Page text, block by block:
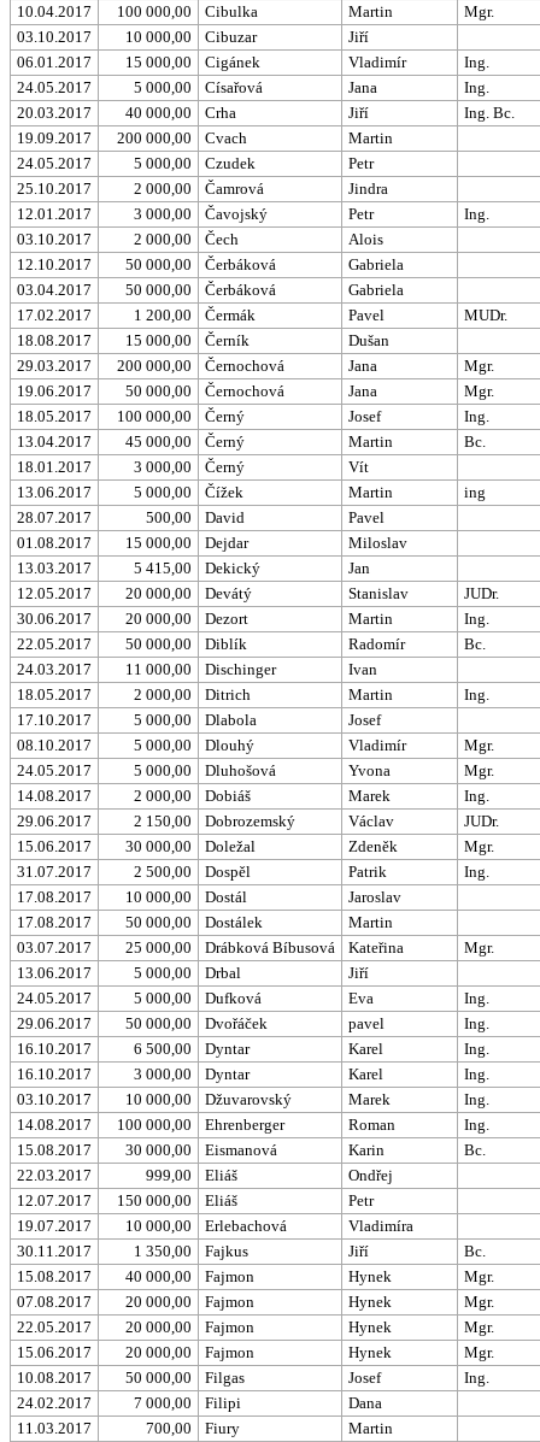
10.04.2017
100 000,00 Cibulka Martin
Mgr.
03.10.2017
10 000,00 Cibuzar
Jiří
06.01.2017
15 000,00 Cigánek Vladimír
Ing.
24.05.2017
5 000,00 Císařová Jana
Ing.
20.03.2017
40 000,00 Crha Jiří
Ing. Bc.
19.09.2017
200 000,00 Cvach
Martin
24.05.2017
5 000,00 Czudek
Petr
25.10.2017
2 000,00 Čamrová
Jindra
12.01.2017
3 000,00 Čavojský Petr
Ing.
03.10.2017
2 000,00 Čech
Alois
12.10.2017
50 000,00 Čerbáková
Gabriela
03.04.2017
50 000,00 Čerbáková
Gabriela
17.02.2017
1 200,00 Čermák Pavel
MUDr.
18.08.2017
15 000,00 Černík
Dušan
29.03.2017
200 000,00 Černochová Jana
Mgr.
19.06.2017
50 000,00 Černochová Jana
Mgr.
18.05.2017
100 000,00 Černý Josef
Ing.
13.04.2017
45 000,00 Černý Martin
Bc.
18.01.2017
3 000,00 Černý
Vít
13.06.2017
5 000,00 Čížek Martin
ing
28.07.2017
500,00 David
Pavel
01.08.2017
15 000,00 Dejdar
Miloslav
13.03.2017
5 415,00 Dekický
Jan
12.05.2017
20 000,00 Devátý Stanislav
JUDr.
30.06.2017
20 000,00 Dezort Martin
Ing.
22.05.2017
50 000,00 Diblík Radomír
Bc.
24.03.2017
11 000,00 Dischinger
Ivan
18.05.2017
2 000,00 Ditrich Martin
Ing.
17.10.2017
5 000,00 Dlabola
Josef
08.10.2017
5 000,00 Dlouhý Vladimír
Mgr.
24.05.2017
5 000,00 Dluhošová Yvona
Mgr.
14.08.2017
2 000,00 Dobiáš Marek
Ing.
29.06.2017
2 150,00 Dobrozemský Václav
JUDr.
15.06.2017
30 000,00 Doležal Zdeněk
Mgr.
31.07.2017
2 500,00 Dospěl Patrik
Ing.
17.08.2017
10 000,00 Dostál
Jaroslav
17.08.2017
50 000,00 Dostálek
Martin
03.07.2017
25 000,00 Drábková Bíbusová Kateřina
Mgr.
13.06.2017
5 000,00 Drbal
Jiří
24.05.2017
5 000,00 Dufková Eva
Ing.
29.06.2017
50 000,00 Dvořáček pavel
Ing.
16.10.2017
6 500,00 Dyntar Karel
Ing.
16.10.2017
3 000,00 Dyntar Karel
Ing.
03.10.2017
10 000,00 Džuvarovský Marek
Ing.
14.08.2017
100 000,00 Ehrenberger Roman
Ing.
15.08.2017
30 000,00 Eismanová Karin
Bc.
22.03.2017
999,00 Eliáš
Ondřej
12.07.2017
150 000,00 Eliáš
Petr
19.07.2017
10 000,00 Erlebachová
Vladimíra
30.11.2017
1 350,00 Fajkus Jiří
Bc.
15.08.2017
40 000,00 Fajmon Hynek
Mgr.
07.08.2017
20 000,00 Fajmon Hynek
Mgr.
22.05.2017
20 000,00 Fajmon Hynek
Mgr.
15.06.2017
20 000,00 Fajmon Hynek
Mgr.
10.08.2017
50 000,00 Filgas Josef
Ing.
24.02.2017
7 000,00 Filipi
Dana
11.03.2017
700,00 Fiury
Martin